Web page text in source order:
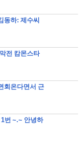
동하: 제수씨
전 캄몬스타
회온다면서 근
번 ~.~ 안녕하